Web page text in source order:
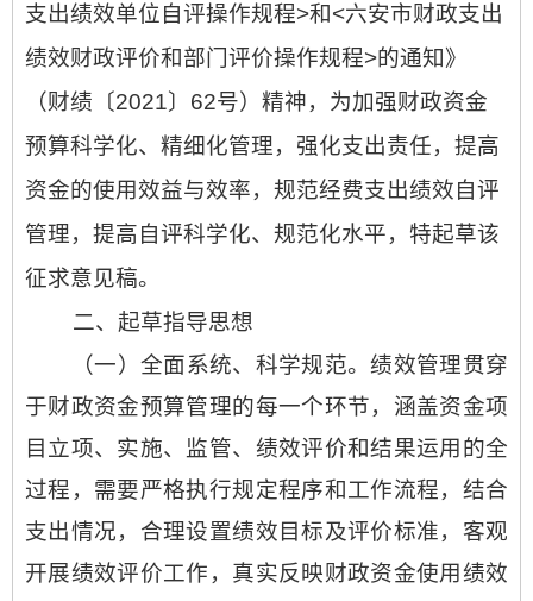
支出绩效单位自评操作规程>和<六安市财政支出
绩效财政评价和部门评价操作规程>的通知》
（财绩〔2021〕62号）精神， 为加强财政资金
预算科学化、精细化管理，强化支出责任，提高
资金的使用效益与效率，规范经费支出绩效自评
管理，提高自评科学化、规范化水平，特起草该
征求意见稿。
二、起草指导思想
（一） 全面系统、 科学规范。绩效管理贯穿
于财政资金预算管理的每一个环节，涵盖资金项
目立项、实施、监管、绩效评价和结果运用的全
过程， 需要严格执行规定程序和工作流程，结合
支出情况，合理设置绩效目标及评价标准，客观
开展绩效评价工作，真实反映财政资金使用绩效